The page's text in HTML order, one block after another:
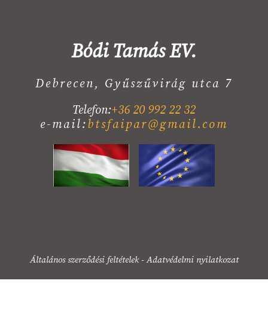
Bódi Tamás EV.
Debrecen, Gyűszűvirág utca 7
Telefon:+36 20 992 22 32
e-mail:btsfaipar@gmail.com
Általános szerződési feltételek-Adatvédelmi nyilatkozat